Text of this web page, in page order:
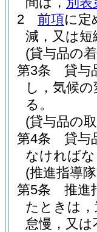
2
前項に定
減，又は
(貸与品の
第3条
貸与
し，気候
る。
(貸与品の
第4条
貸与
なければ
(推進指導
第5条
推進
たときは
怠慢，又